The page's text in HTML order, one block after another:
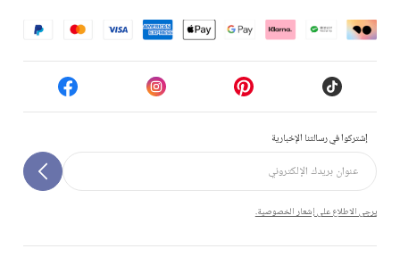
إشتركوا في رسالتنا الإخبارية
يرجى الاطلاع على إشعار الخصوصية.